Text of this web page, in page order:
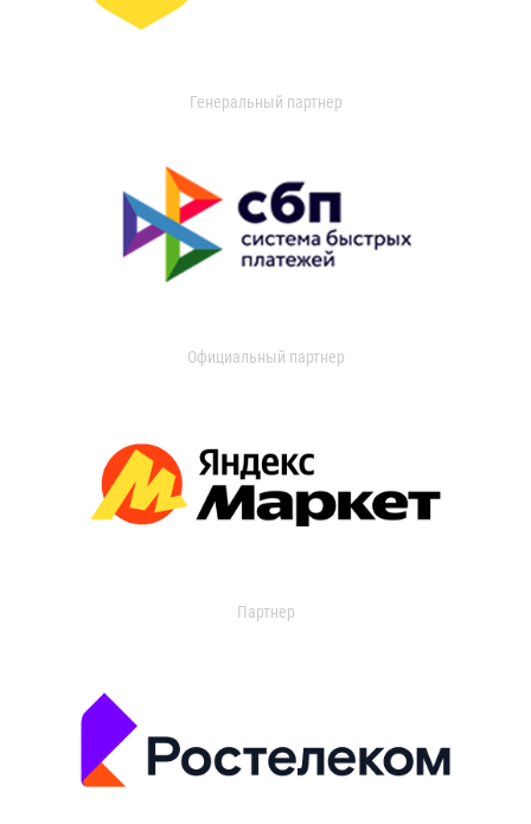
Генеральный партнер
Официальный партнер
Партнер